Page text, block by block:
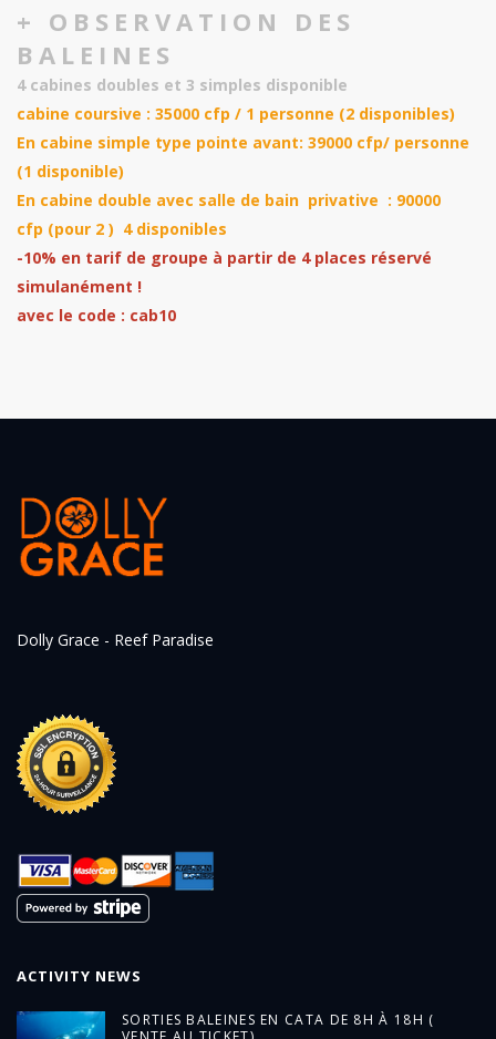
+ OBSERVATION DES
BALEINES
4 cabines doubles et 3 simples disponible
cabine coursive : 35000 cfp / 1 personne (2 disponibles)
En cabine simple type pointe avant: 39000 cfp/ personne
(1 disponible)
En cabine double avec salle de bain privative : 90000
cfp (pour 2 ) 4 disponibles
-10% en tarif de groupe à partir de 4 places réservé
simulanément !
avec le code : cab10
Dolly Grace - Reef Paradise
ACTIVITY NEWS
SORTIES BALEINES EN CATA DE 8H À 18H (